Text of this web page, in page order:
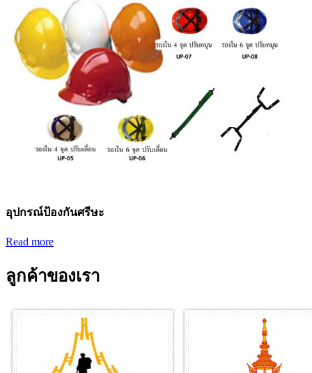
อุปกรณ์ป้องกันศรีษะ
Read more
ลูกค้าของเรา